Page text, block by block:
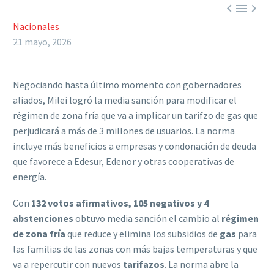

Nacionales
21 mayo, 2026
Negociando hasta último momento con gobernadores
aliados, Milei logró la media sanción para modificar el
régimen de zona fría que va a implicar un tarifzo de gas que
perjudicará a más de 3 millones de usuarios. La norma
incluye más beneficios a empresas y condonación de deuda
que favorece a Edesur, Edenor y otras cooperativas de
energía.
Con 132 votos afirmativos, 105 negativos y 4
abstenciones obtuvo media sanción el cambio al régimen
de zona fría que reduce y elimina los subsidios de gas para
las familias de las zonas con más bajas temperaturas y que
va a repercutir con nuevos tarifazos. La norma abre la